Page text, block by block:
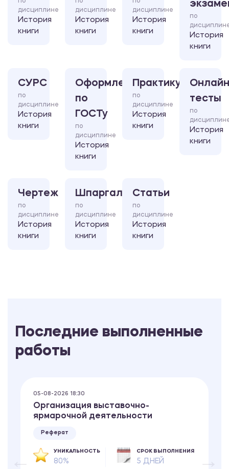
дисциплине
История
книги
дисциплине
История
книги
дисциплине
История
книги
по
История
книги
СУРС
по
дисциплине
История
книги
Оформление
по
ГОСТу
по
дисциплине
История
книги
Практикум
по
дисциплине
История
книги
тесты
по
История
книги
Чертеж
по
дисциплине
История
книги
Шпаргалка
по
дисциплине
История
книги
Статьи
по
дисциплине
История
книги
Последние выполненные
работы
05-08-2026 18:30
Организация выставочно-
ярмарочной деятельности
Реферат
УНИКАЛЬНОСТЬ
80%
СРОК ВЫПОЛНЕНИЯ
5 ДНЕЙ